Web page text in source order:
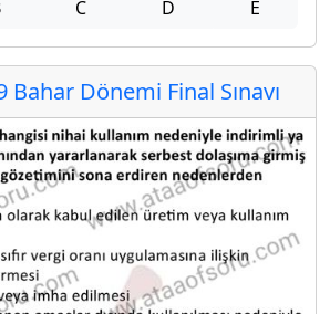
C D E
Dönemi Final Sınavı